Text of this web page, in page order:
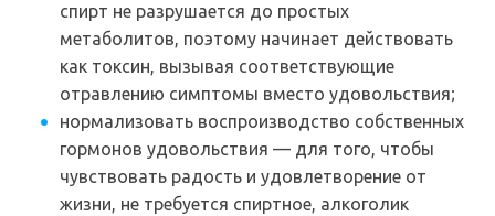
спирт не разрушается до простых
метаболитов, поэтому начинает действовать
как токсин, вызывая соответствующие
отравлению симптомы вместо удовольствия;
нормализовать воспроизводство собственных
гормонов удовольствия — для того, чтобы
чувствовать радость и удовлетворение от
жизни, не требуется спиртное, алкоголик